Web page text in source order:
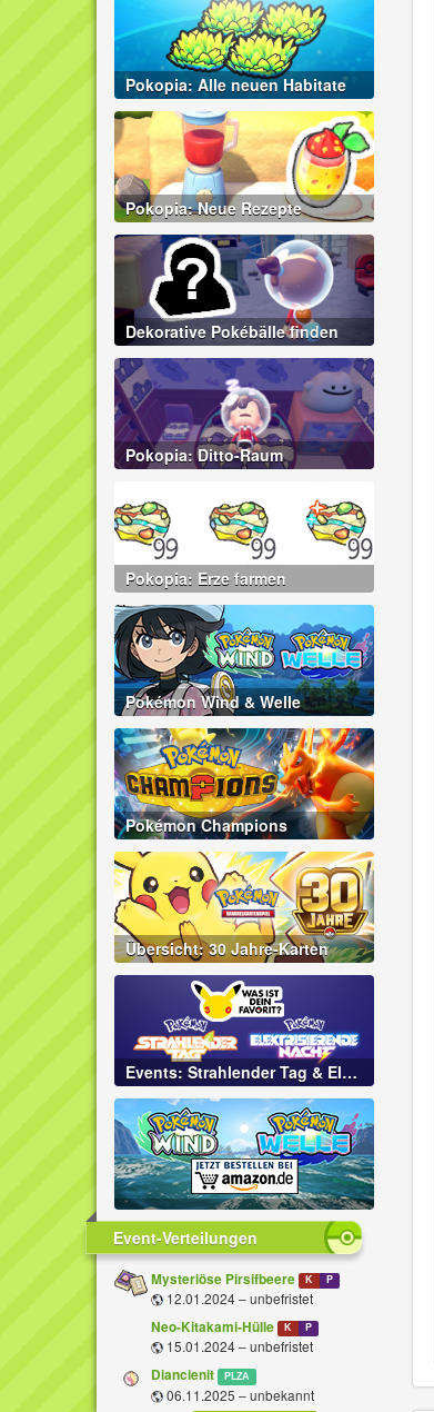
Pokopia: Alle neuen Habitate
Pokopia: Neue Rezepte
Dekorative Pokébälle finden
Pokopia: Ditto-Raum
Pokopia: Erze farmen
Pokémon Wind & Welle
Pokémon Champions
Übersicht: 30 Jahre-Karten
Events: Strahlender Tag & Elektrisierende Nacht
Event-Verteilungen
Mysteriöse Pirsifbeere K P
12.01.2024 – unbefristet
Neo-Kitakami-Hülle
K P
15.01.2024 – unbefristet
Diancienit
PLZA
06.11.2025 – unbekannt